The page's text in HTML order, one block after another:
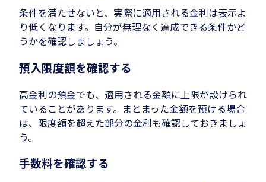
条件を満たせないと、実際に適用される金利は表示よ
り低くなります。自分が無理なく達成できる条件かど
うかを確認しましょう。
預入限度額を確認する
高金利の預金でも、適用される金額に上限が設けられ
ていることがあります。まとまった金額を預ける場合
は、限度額を超えた部分の金利も確認しておきましょ
う。
手数料を確認する